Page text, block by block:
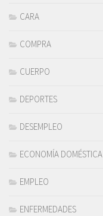
CARA
COMPRA
CUERPO
DEPORTES
DESEMPLEO
ECONOMÍA DOMÉSTICA
EMPLEO
ENFERMEDADES